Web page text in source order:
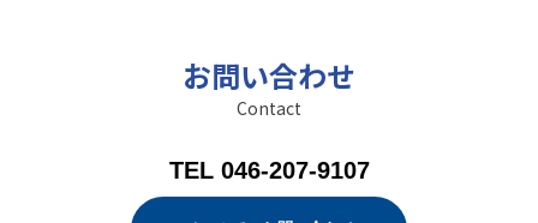
お問い合わせ
Contact
TEL 046-207-9107